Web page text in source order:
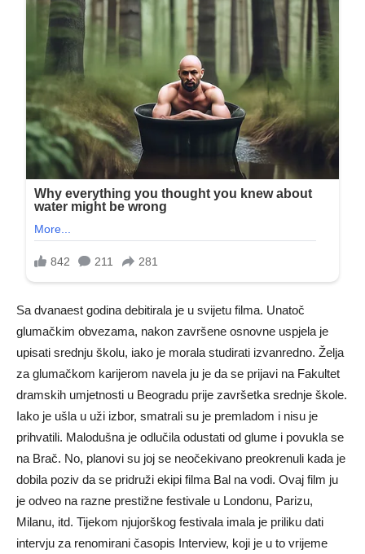
Sa dvanaest godina debitirala je u svijetu filma. Unatoč
glumačkim obvezama, nakon završene osnovne uspjela je
upisati srednju školu, iako je morala studirati izvanredno. Želja
za glumačkom karijerom navela ju je da se prijavi na Fakultet
dramskih umjetnosti u Beogradu prije završetka srednje škole.
Iako je ušla u uži izbor, smatrali su je premladom i nisu je
prihvatili. Malodušna je odlučila odustati od glume i povukla se
na Brač. No, planovi su joj se neočekivano preokrenuli kada je
dobila poziv da se pridruži ekipi filma Bal na vodi. Ovaj film ju
je odveo na razne prestižne festivale u Londonu, Parizu,
Milanu, itd. Tijekom njujorškog festivala imala je priliku dati
intervju za renomirani časopis Interview, koji je u to vrijeme